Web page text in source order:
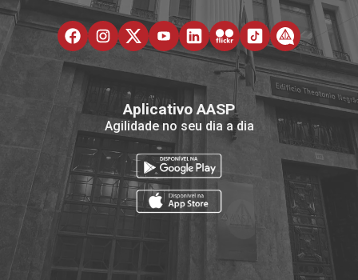
Aplicativo AASP
Agilidade no seu dia a dia